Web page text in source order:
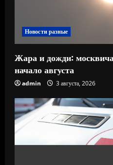
Новости разные
Жара и дожди:
начало августа
admin 3 августа, 2026